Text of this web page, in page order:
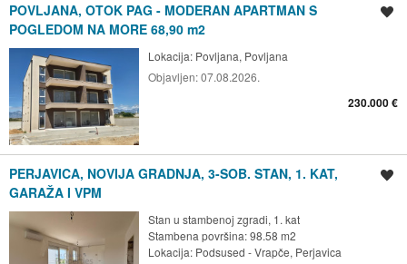
POVLJANA, OTOK PAG - MODERAN APARTMAN S
POGLEDOM NA MORE 68,90 m2
Lokacija: Povljana, Povljana
Objavljen:07.08.2026.
230.000 €
PERJAVICA, NOVIJA GRADNJA, 3-SOB. STAN, 1. KAT,
GARAŽA I VPM
Stan u stambenoj zgradi, 1. kat
Stambena površina: 98.58 m2
Lokacija: Podsused - Vrapče, Perjavica